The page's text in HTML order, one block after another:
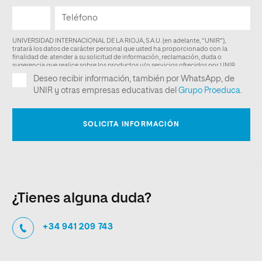
¿Tienes alguna duda?
+34 941 209 743